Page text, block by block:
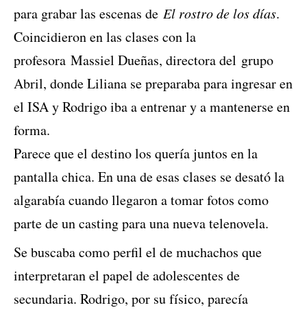
para grabar las escenas de El rostro de los días.
Coincidieron en las clases con la
profesora Massiel Dueñas, directora del grupo
Abril, donde Liliana se preparaba para ingresar en
el ISA y Rodrigo iba a entrenar y a mantenerse en
forma.
Parece que el destino los quería juntos en la
pantalla chica. En una de esas clases se desató la
algarabía cuando llegaron a tomar fotos como
parte de un casting para una nueva telenovela.
Se buscaba como perfil el de muchachos que
interpretaran el papel de adolescentes de
secundaria. Rodrigo, por su físico, parecía